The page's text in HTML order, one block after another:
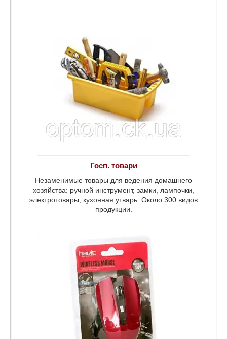
Госп. товари
Незаменимые товары для ведения домашнего
хозяйства: ручной инструмент, замки, лампочки,
электротовары, кухонная утварь. Около 300 видов
продукции.